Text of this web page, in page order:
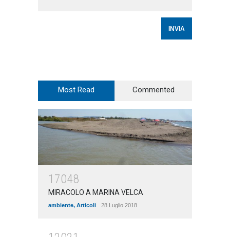
Most Read Commented
17048
MIRACOLO A MARINA VELCA
ambiente, Articoli 28 Luglio 2018